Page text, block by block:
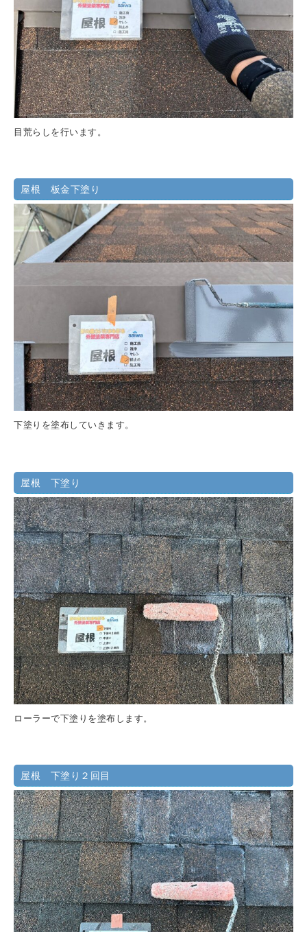
目荒らしを行います。
屋根 板金下塗り
下塗りを塗布していきます。
屋根 下塗り
ローラーで下塗りを塗布します。
屋根 下塗り２回目